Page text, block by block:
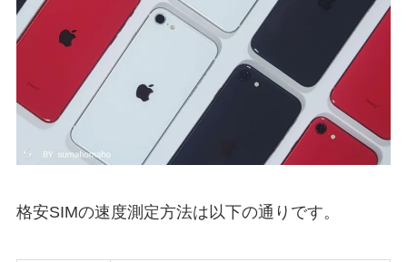
格安SIMの速度測定方法は以下の通りです。